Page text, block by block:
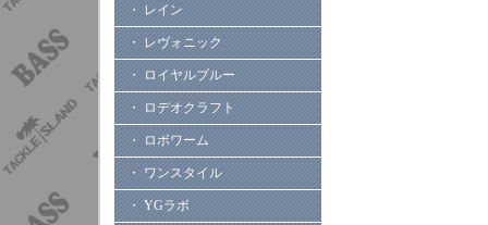
・ レイン
・ レヴォニック
・ ロイヤルブルー
・ ロデオクラフト
・ ロボワーム
・ ワンスタイル
・ YGラボ